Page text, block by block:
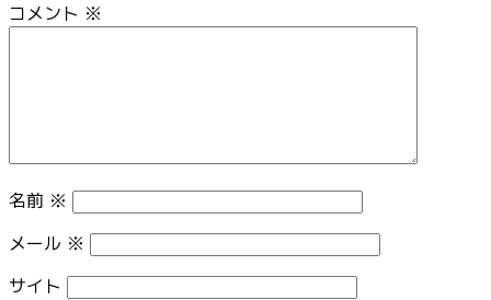
コメント ※
名前 ※
メール ※
サイト